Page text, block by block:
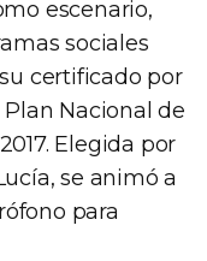
escenario,
sociales
certificado por
Nacional de
Elegida por
se animó a
para